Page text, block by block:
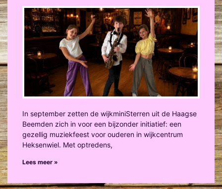
In september zetten de wijkminiSterren uit de Haagse
Beemden zich in voor een bijzonder initiatief: een
gezellig muziekfeest voor ouderen in wijkcentrum
Heksenwiel. Met optredens,
Lees meer »